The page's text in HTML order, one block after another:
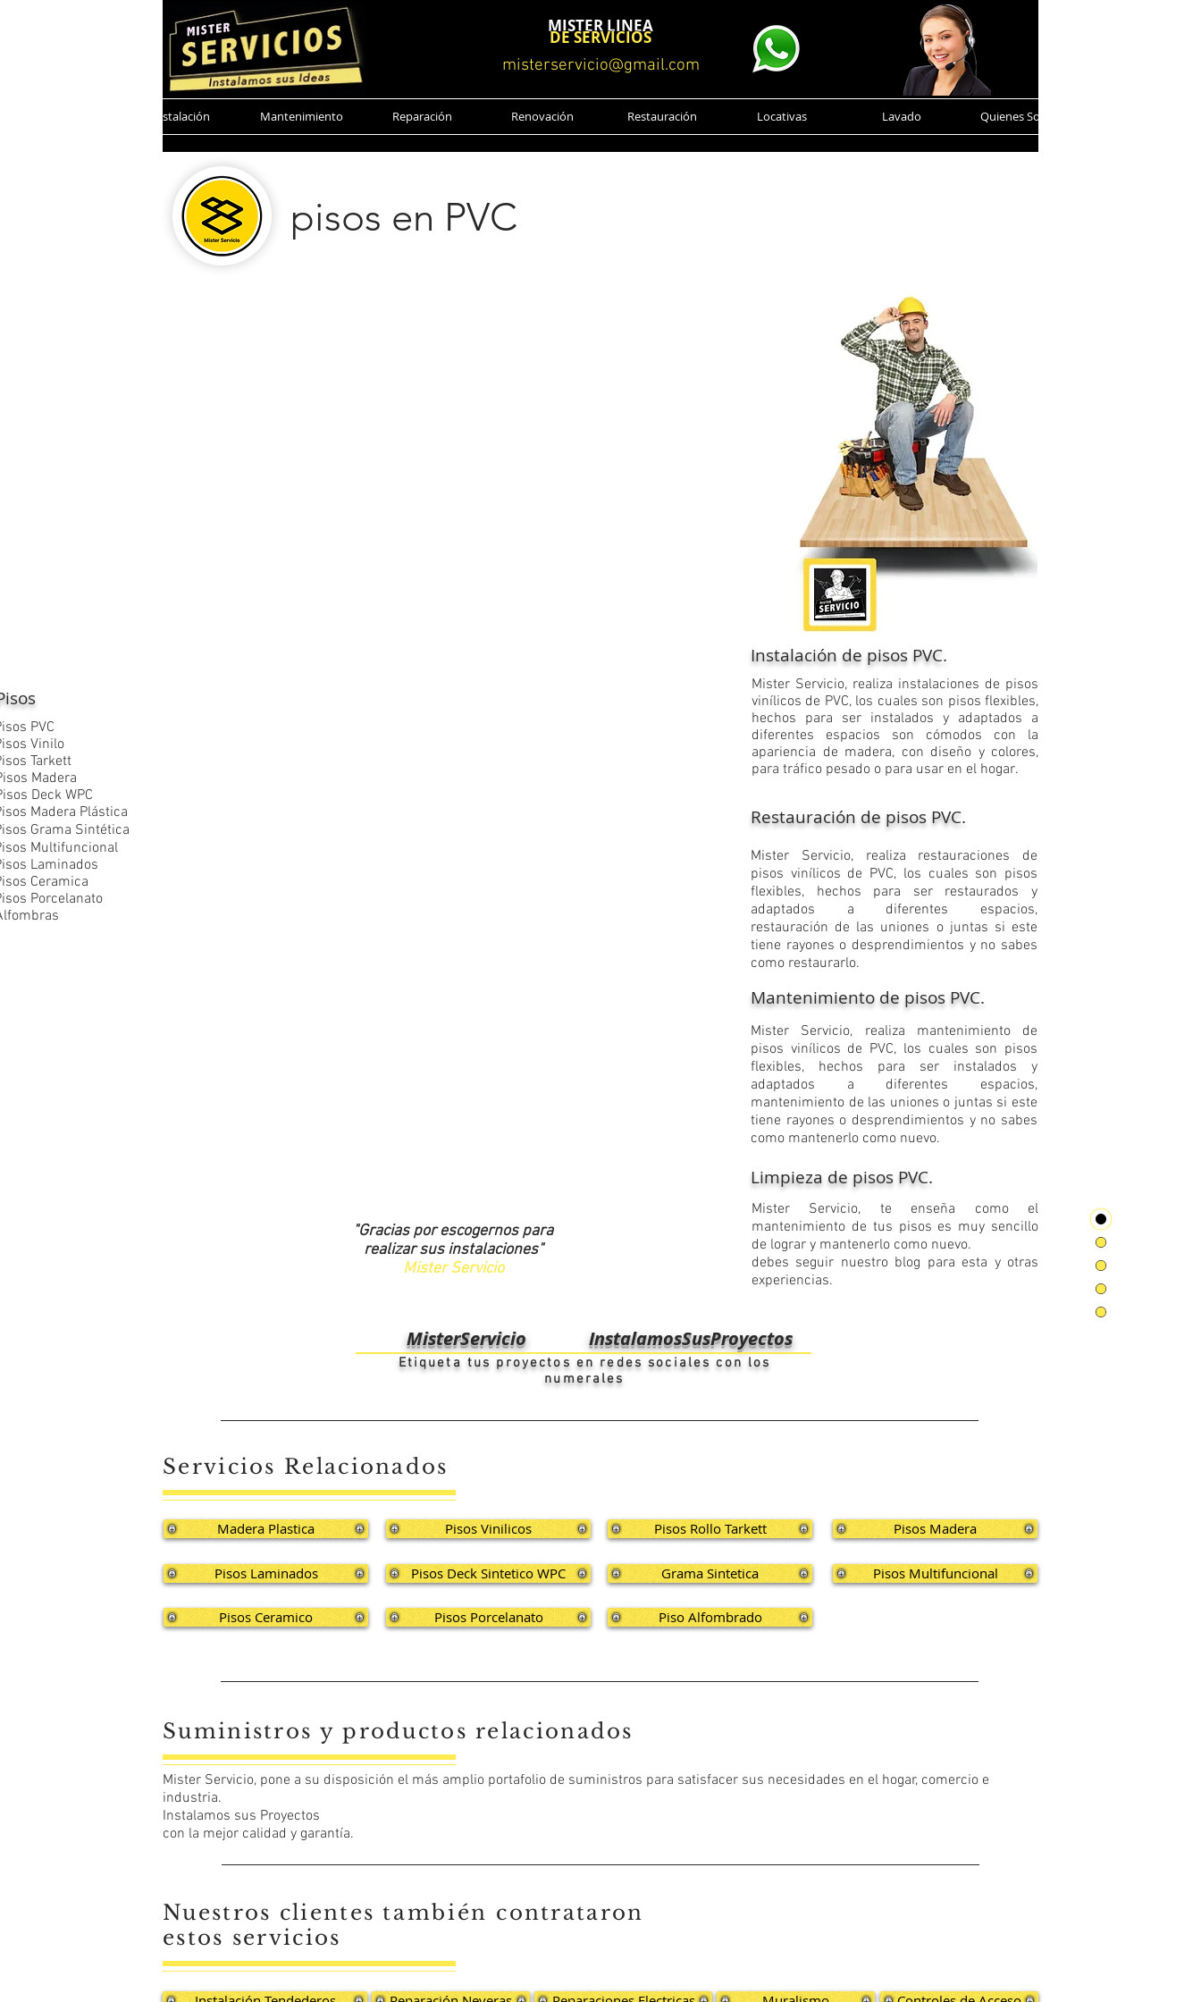
MISTER LINEA
DE SERVICIOS
misterservicio@gmail.com
Instalación Mantenimiento Reparación Renovación Restauración Locativas Lavado Quienes Somos
pisos en PVC
PVC
Vinilo
Tarkett
Madera
Deck WPC
Madera Plástica
Grama Sintética
Multifuncional
Laminados
Ceramica
Porcelanato
Instalación de pisos PVC.
​Mister Servicio, realiza instalaciones de pisos
vinílicos de PVC, los cuales son pisos flexibles,
hechos para ser instalados y adaptados a
diferentes espacios son cómodos con la
apariencia de madera, con diseño y colores,
para tráfico pesado o para usar en el hogar.
Restauración de pisos PVC.
​Mister Servicio, realiza restauraciones de
pisos vinílicos de PVC, los cuales son pisos
flexibles, hechos para ser restaurados y
adaptados a diferentes espacios,
restauración de las uniones o juntas si este
tiene rayones o desprendimientos y no sabes
como restaurarlo.
Mantenimiento de pisos PVC.
​Mister Servicio, realiza mantenimiento de
pisos vinílicos de PVC, los cuales son pisos
flexibles, hechos para ser instalados y
adaptados a diferentes espacios,
mantenimiento de las uniones o juntas si este
tiene rayones o desprendimientos y no sabes
como mantenerlo como nuevo.
Limpieza de pisos PVC.
Mister Servicio, te enseña como el
mantenimiento de tus pisos es muy sencillo
de lograr y mantenerlo como nuevo.
debes seguir nuestro blog para esta y otras
experiencias.
"Gracias por escogernos para
realizar sus instalaciones"
Mister Servicio
MisterServicio InstalamosSusProyectos
Etiqueta tus proyectos en redes sociales con los
numerales
Servicios Relacionados
Madera Plastica
Pisos Laminados
Pisos Vinilicos
Pisos Deck Sintetico WPC
Pisos Rollo Tarkett
Grama Sintetica
Pisos Madera
Pisos Multifuncional
Pisos Ceramico Pisos Porcelanato Piso Alfombrado
Suministros y productos relacionados
Mister Servicio, pone a su disposición el más amplio portafolio de suministros para satisfacer sus necesidades en el hogar, comercio e
industria.
Instalamos sus Proyectos
con la mejor calidad y garantía.
Nuestros clientes también contrataron
estos servicios